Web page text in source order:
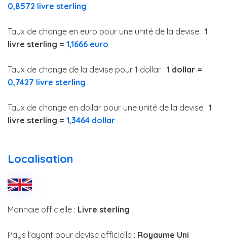
0,8572 livre sterling
Taux de change en euro pour une unité de la devise : 1
livre sterling = 1,1666 euro
Taux de change de la devise pour 1 dollar : 1 dollar =
0,7427 livre sterling
Taux de change en dollar pour une unité de la devise : 1
livre sterling = 1,3464 dollar
Localisation
Monnaie officielle : Livre sterling
Pays l'ayant pour devise officielle : Royaume Uni